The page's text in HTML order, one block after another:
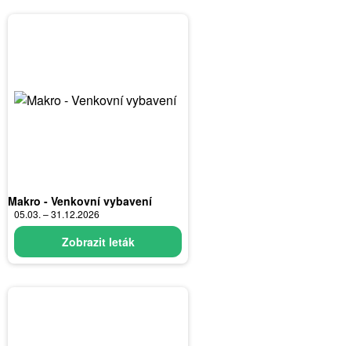
Makro - Venkovní vybavení
05.03. – 31.12.2026
Zobrazit leták